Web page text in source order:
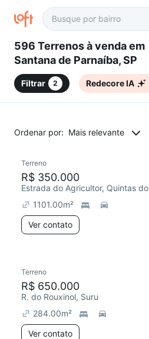
596 Terrenos à venda em
Santana de Parnaíba, SP
Filtrar 2 Redecore IA
Ordenar por: Mais relevante
Terreno
R$ 350.000
Estrada do Agricultor, Quintas
1101.00m²
Ver contato
Terreno
R$ 650.000
R. do Rouxinol, Suru
284.00m²
Ver contato